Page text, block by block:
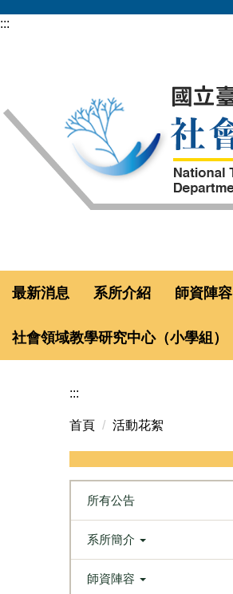
跳
到
容
區
:::
最新消息 系所介紹 師資陣容
社會領域教學研究中心（小學組）
:::
首頁 活動花絮
所有公告
系所簡介
師資陣容